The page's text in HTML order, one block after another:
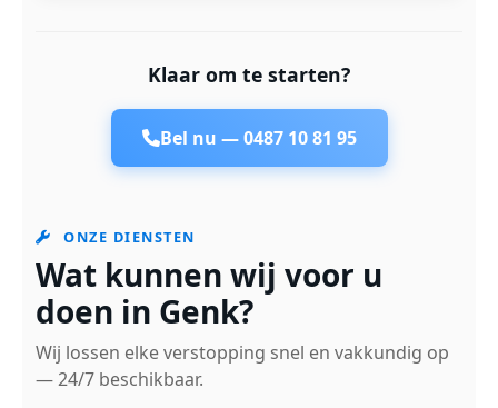
Klaar om te starten?
Bel nu —0487 10 81 95
ONZE DIENSTEN
Wat kunnen wij voor u
doen in Genk?
Wij lossen elke verstopping snel en vakkundig op
— 24/7 beschikbaar.